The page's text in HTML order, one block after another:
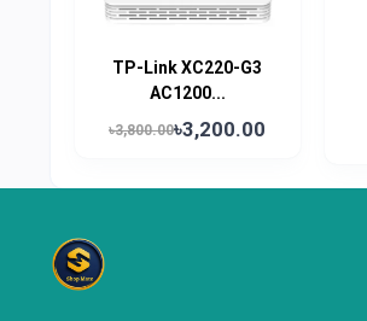
TP-Link XC220-G3
AC1200...
৳3,800.00৳3,200.00